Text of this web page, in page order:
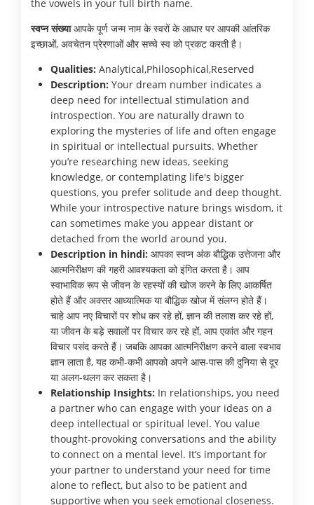
the vowels in your full birth name.
स्वप्न संख्याआपके पूर्ण जन्म नाम के स्वरों के आधार पर आपकी आंतरिक
इच्छाओं, अवचेतन प्रेरणाओं और सच्चे स्व को प्रकट करती है।
Qualities: Analytical,Philosophical,Reserved
Description: Your dream number indicates a
deep need for intellectual stimulation and
introspection. You are naturally drawn to
exploring the mysteries of life and often engage
in spiritual or intellectual pursuits. Whether
you’re researching new ideas, seeking
knowledge, or contemplating life's bigger
questions, you prefer solitude and deep thought.
While your introspective nature brings wisdom, it
can sometimes make you appear distant or
detached from the world around you.
Description in hindi: आपका स्वप्न अंक बौद्धिक उत्तेजना और
आत्मनिरीक्षण की गहरी आवश्यकता को इंगित करता है। आप
स्वाभाविक रूप से जीवन के रहस्यों की खोज करने के लिए आकर्षित
होते हैं और अक्सर आध्यात्मिक या बौद्धिक खोज में संलग्न होते हैं।
चाहे आप नए विचारों पर शोध कर रहे हों, ज्ञान की तलाश कर रहे हों,
या जीवन के बड़े सवालों पर विचार कर रहे हों, आप एकांत और गहन
विचार पसंद करते हैं। जबकि आपका आत्मनिरीक्षण करने वाला स्वभाव
ज्ञान लाता है, यह कभी-कभी आपको अपने आस-पास की दुनिया से दूर
या अलग-थलग कर सकता है।
Relationship Insights: In relationships, you need
a partner who can engage with your ideas on a
deep intellectual or spiritual level. You value
thought-provoking conversations and the ability
to connect on a mental level. It’s important for
your partner to understand your need for time
alone to reflect, but also to be patient and
supportive when you seek emotional closeness.